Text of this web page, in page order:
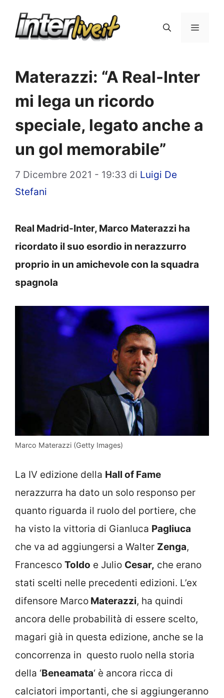
Menu
Materazzi: “A Real-Inter
mi lega un ricordo
speciale, legato anche a
un gol memorabile”
7 Dicembre 2021 - 19:33 di Luigi De
Stefani
Real Madrid-Inter, Marco Materazzi ha
ricordato il suo esordio in nerazzurro
proprio in un amichevole con la squadra
spagnola
Marco Materazzi (Getty Images)
La IV edizione della Hall of Fame
nerazzurra ha dato un solo responso per
quanto riguarda il ruolo del portiere, che
ha visto la vittoria di Gianluca Pagliuca
che va ad aggiungersi a Walter Zenga,
Francesco Toldo e Julio Cesar, che erano
stati scelti nelle precedenti edizioni. L’ex
difensore Marco Materazzi, ha quindi
ancora delle probabilità di essere scelto,
magari già in questa edizione, anche se la
concorrenza in questo ruolo nella storia
della ‘Beneamata‘ è ancora ricca di
calciatori importanti, che si aggiungeranno